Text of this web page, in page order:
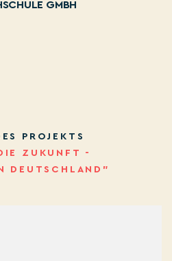
GMBH
PROJEKTS
ZUKUNFT -
DEUTSCHLAND”